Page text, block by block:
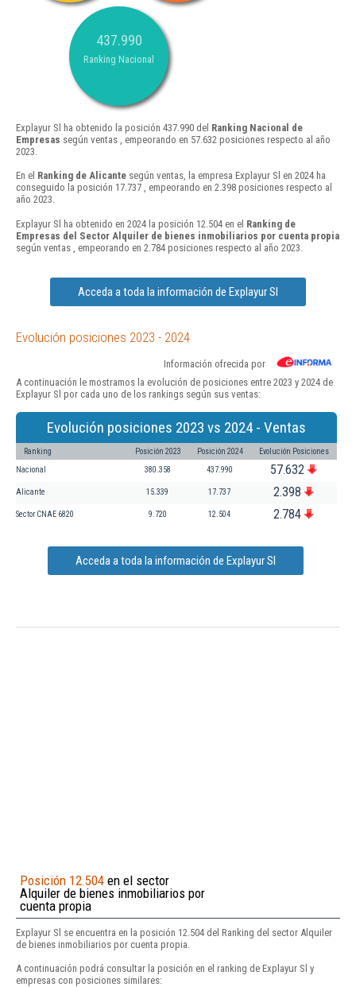
437.990
Ranking Nacional
Explayur Sl ha obtenido la posición 437.990 del Ranking Nacional de
Empresas según ventas , empeorando en 57.632 posiciones respecto al año
2023.
En el Ranking de Alicante según ventas, la empresa Explayur Sl en 2024 ha
conseguido la posición 17.737 , empeorando en 2.398 posiciones respecto al
año 2023.
Explayur Sl ha obtenido en 2024 la posición 12.504 en el Ranking de
Empresas del Sector Alquiler de bienes inmobiliarios por cuenta propia
según ventas , empeorando en 2.784 posiciones respecto al año 2023.
Acceda a toda la información de Explayur Sl
Evolución posiciones 2023 - 2024
Información ofrecida por
A continuación le mostramos la evolución de posiciones entre 2023 y 2024 de
Explayur Sl por cada uno de los rankings según sus ventas:
Evolución posiciones 2023 vs 2024 - Ventas
Ranking Posición 2023 Posición 2024 Evolución Posiciones
Nacional 380.358 437.990 57.632
Alicante 15.339 17.737 2.398
Sector CNAE 6820 9.720 12.504 2.784
Acceda a toda la información de Explayur Sl
Posición 12.504 en el sector
Alquiler de bienes inmobiliarios por
cuenta propia
Explayur Sl se encuentra en la posición 12.504 del Ranking del sector Alquiler
de bienes inmobiliarios por cuenta propia.
A continuación podrá consultar la posición en el ranking de Explayur Sl y
empresas con posiciones similares: